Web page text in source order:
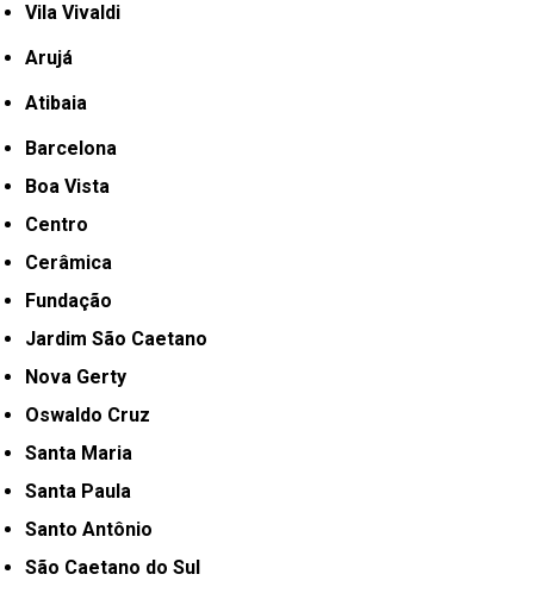
Vila Vivaldi
Arujá
Atibaia
Barcelona
Boa Vista
Centro
Cerâmica
Fundação
Jardim São Caetano
Nova Gerty
Oswaldo Cruz
Santa Maria
Santa Paula
Santo Antônio
São Caetano do Sul